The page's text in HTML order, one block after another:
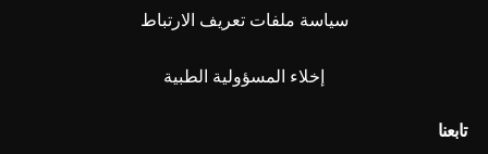
سياسة ملفات تعريف الارتباط
إخلاء المسؤولية الطبية
تابعنا